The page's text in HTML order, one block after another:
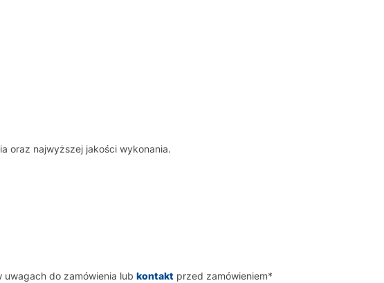
oraz najwyższej jakości wykonania.
uwagach do zamówienia lub kontakt przed zamówieniem*